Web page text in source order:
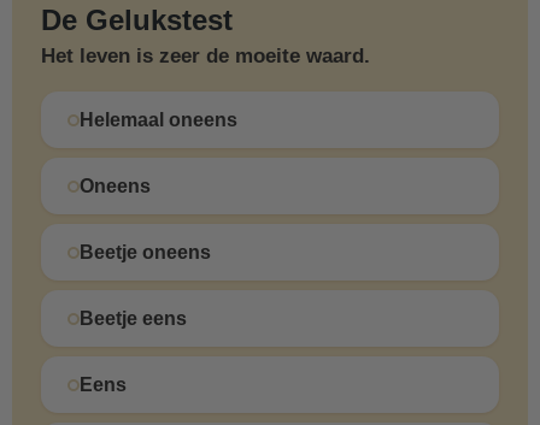
De Gelukstest
Het leven is zeer de moeite waard.
Helemaal oneens
Oneens
Beetje oneens
Beetje eens
Eens